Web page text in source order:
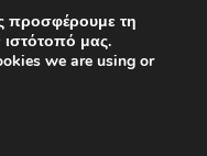
προσφέρουμε τη
ιστότοπό μας.
we are using or